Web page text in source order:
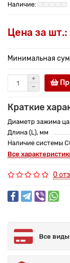
Цена за шт.:
Минимальная
Краткие
Диаметр зажима
Длина (L), мм
Наличие системы
Все
0
Все